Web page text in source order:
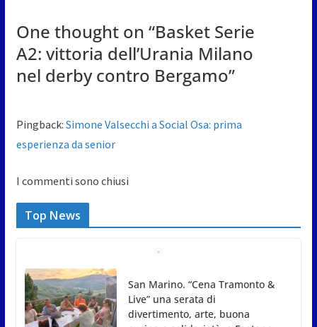
One thought on “Basket Serie
A2: vittoria dell’Urania Milano
nel derby contro Bergamo”
Pingback: Simone Valsecchi a Social Osa: prima
esperienza da senior
I commenti sono chiusi
Top News
Gli atleti della Federazione Judo
San Marino all’European Cup
Junior 2026 di Skopje